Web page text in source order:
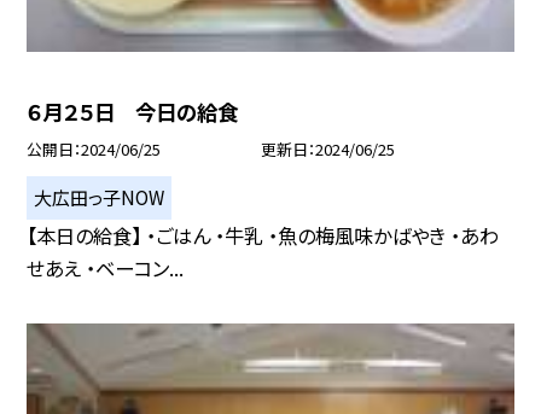
６月２５日 今日の給食
公開日 2024/06/25 更新日 2024/06/25
大広田っ子NOW
【本日の給食】 ・ごはん ・牛乳 ・魚の梅風味かばやき ・あわ
せあえ ・ベーコン...